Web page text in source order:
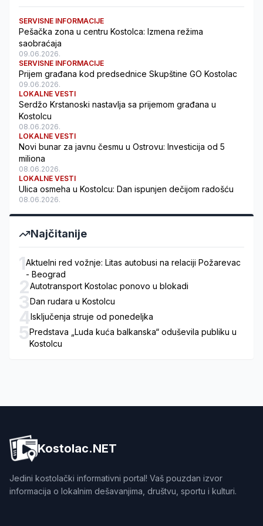
SERVISNE INFORMACIJE
Pešačka zona u centru Kostolca: Izmena režima
saobraćaja
09.06.2026.
SERVISNE INFORMACIJE
Prijem građana kod predsednice Skupštine GO Kostolac
09.06.2026.
LOKALNE VESTI
Serdžo Krstanoski nastavlja sa prijemom građana u
Kostolcu
08.06.2026.
LOKALNE VESTI
Novi bunar za javnu česmu u Ostrovu: Investicija od 5
miliona
08.06.2026.
LOKALNE VESTI
Ulica osmeha u Kostolcu: Dan ispunjen dečijom radošću
08.06.2026.
Najčitanije
1Aktuelni red vožnje: Litas autobusi na relaciji Požarevac
- Beograd
2Autotransport Kostolac ponovo u blokadi
3Dan rudara u Kostolcu
4Isključenja struje od ponedeljka
5Predstava „Luda kuća balkanska“ oduševila publiku u
Kostolcu
Kostolac.NET
Jedini kostolački informativni portal! Vaš pouzdan izvor
informacija o lokalnim dešavanjima, društvu, sportu i kulturi.